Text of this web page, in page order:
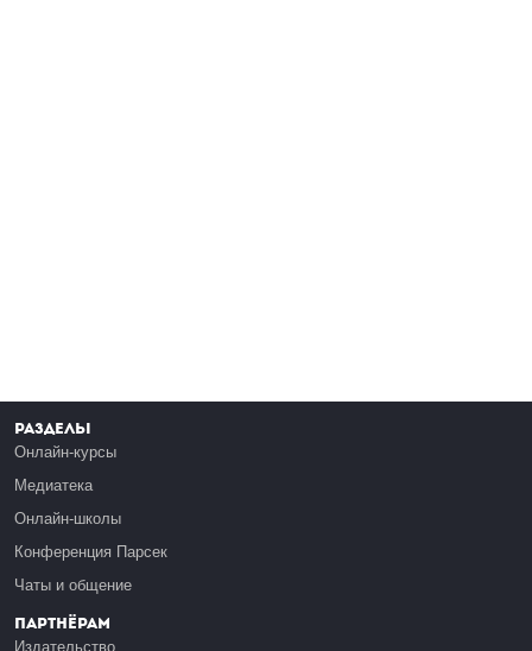
Разделы
Онлайн-курсы
Медиатека
Онлайн-школы
Конференция Парсек
Чаты и общение
Партнёрам
Издательство